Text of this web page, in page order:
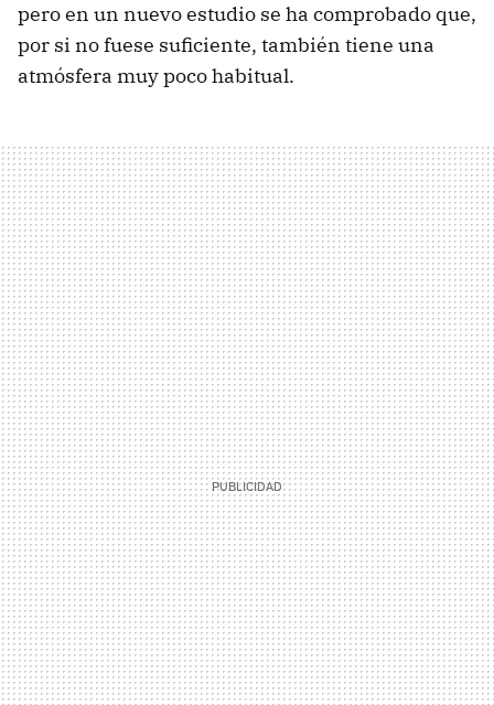
pero en un nuevo estudio se ha comprobado que,
por si no fuese suficiente, también tiene una
atmósfera muy poco habitual.